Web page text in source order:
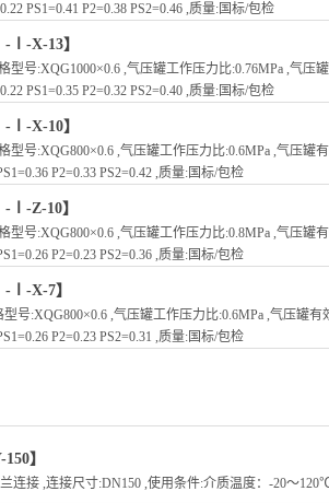
PS1=0.41 P2=0.38 PS2=0.46 ,质量:国标/包检
Ⅰ-X-13】
型号:XQG1000×0.6 ,气压罐工作压力比:0.76MPa ,气压
PS1=0.35 P2=0.32 PS2=0.40 ,质量:国标/包检
Ⅰ-X-10】
型号:XQG800×0.6 ,气压罐工作压力比:0.6MPa ,气压罐
P2=0.33 PS2=0.42 ,质量:国标/包检
Ⅰ-Z-10】
型号:XQG800×0.6 ,气压罐工作压力比:0.8MPa ,气压罐
P2=0.23 PS2=0.36 ,质量:国标/包检
-Ⅰ-X-7】
号:XQG800×0.6 ,气压罐工作压力比:0.6MPa ,气压罐有
P2=0.23 PS2=0.31 ,质量:国标/包检
】
连接 ,连接尺寸:DN150 ,使用条件:介质温度：-20～